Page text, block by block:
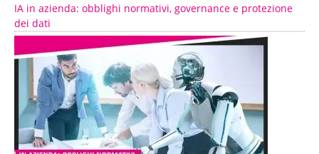
IA in azienda: obblighi normativi, governance e protezione
dei dati